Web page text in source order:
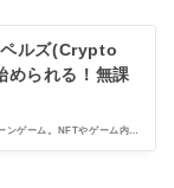
ペルズ(Crypto
られる！無課
ンゲーム。NFTやゲーム内ア